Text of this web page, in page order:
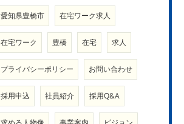
愛知県豊橋市 在宅ワーク求人
在宅ワーク 豊橋 在宅 求人
プライバシーポリシー お問い合わせ
採用申込 社員紹介 採用Q&A